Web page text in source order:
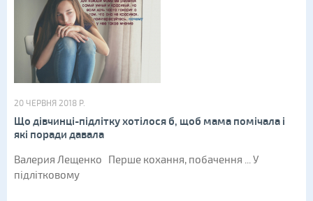
20 ЧЕРВНЯ 2018 Р.
Що дівчинці-підлітку хотілося б, щоб мама помічала і
які поради давала
Валерия Лещенко Перше кохання, побачення ... У
підлітковому